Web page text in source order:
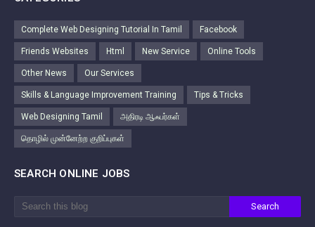
Complete Web Designing Tutorial In Tamil Facebook
Friends Websites Html New Service Online Tools
Other News Our Services
Skills & Language Improvement Training Tips & Tricks
Web Designing Tamil அதிரடி ஆஃபர்கள்
தொழில் முன்னேற்ற குறிப்புகள்
SEARCH ONLINE JOBS